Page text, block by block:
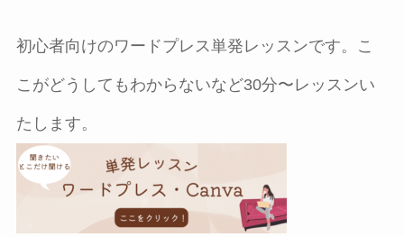
初心者向けのワードプレス単発レッスンです。こ
こがどうしてもわからないなど30分〜レッスンい
たします。